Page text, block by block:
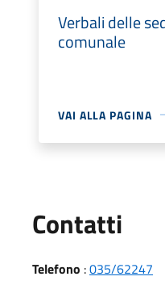
Verbali delle
comunale
VAI ALLA PAGINA
Contatti
Telefono :035/62247